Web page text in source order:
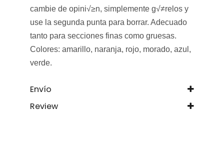
cambie de opini√≥n, simplemente g√≠relos y
use la segunda punta para borrar. Adecuado
tanto para secciones finas como gruesas.
Colores: amarillo, naranja, rojo, morado, azul,
verde.
Envío
Review